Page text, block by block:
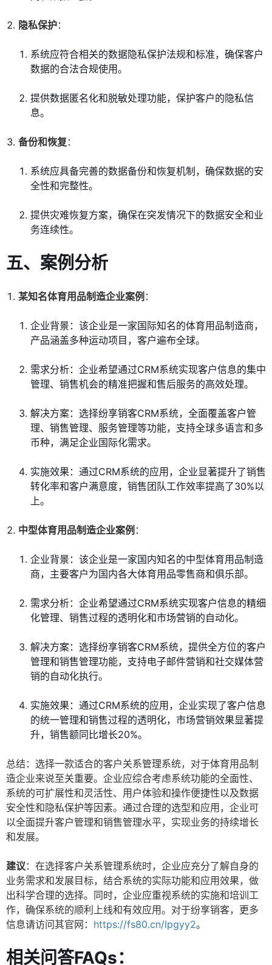
隐私保护：
系统应符合相关的数据隐私保护法规和标准，确保客户
数据的合法合规使用。
提供数据匿名化和脱敏处理功能，保护客户的隐私信
息。
备份和恢复 ：
系统应具备完善的数据备份和恢复机制，确保数据的安
全性和完整性。
提供灾难恢复方案，确保在突发情况下的数据安全和业
务连续性。
五、案例分析
某知名体育用品制造企业案例 ：
企业背景：该企业是一家国际知名的体育用品制造商，
产品涵盖多种运动项目，客户遍布全球。
需求分析：企业希望通过CRM系统实现客户信息的集中
管理、销售机会的精准把握和售后服务的高效处理。
解决方案：选择纷享销客CRM系统，全面覆盖客户管
理、销售管理、服务管理等功能，支持全球多语言和多
币种，满足企业国际化需求。
实施效果：通过CRM系统的应用，企业显著提升了销售
转化率和客户满意度，销售团队工作效率提高了30%以
上。
中型体育用品制造企业案例 ：
企业背景：该企业是一家国内知名的中型体育用品制造
商，主要客户为国内各大体育用品零售商和俱乐部。
需求分析：企业希望通过CRM系统实现客户信息的精细
化管理、销售过程的透明化和市场营销的自动化。
解决方案：选择纷享销客CRM系统，提供全方位的客户
管理和销售管理功能，支持电子邮件营销和社交媒体营
销的自动化执行。
实施效果：通过CRM系统的应用，企业实现了客户信息
的统一管理和销售过程的透明化，市场营销效果显著提
升，销售额同比增长20%。
总结：选择一款适合的客户关系管理系统，对于体育用品制
造企业来说至关重要。企业应综合考虑系统功能的全面性、
系统的可扩展性和灵活性、用户体验和操作便捷性以及数据
安全性和隐私保护等因素。通过合理的选型和应用，企业可
以全面提升客户管理和销售管理水平，实现业务的持续增长
和发展。
建议：在选择客户关系管理系统时，企业应充分了解自身的
业务需求和发展目标，结合系统的实际功能和应用效果，做
出科学合理的选择。同时，企业应重视系统的实施和培训工
作，确保系统的顺利上线和有效应用。对于纷享销客，更多
信息请访问其官网： https://fs80.cn/lpgyy2。
相关问答FAQs：